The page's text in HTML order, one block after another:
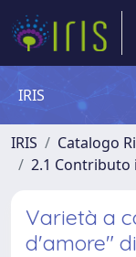
IRIS
IRIS Catalogo
2.1 Contributo
Varietà a
d'amore"